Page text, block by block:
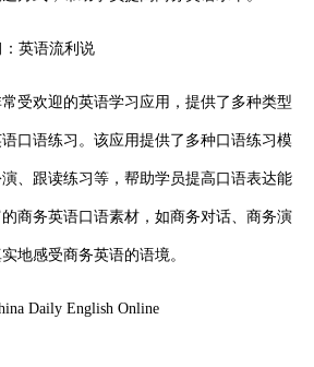
英语流利说
受欢迎的英语学习应用，提供了多种类型
口语练习。该应用提供了多种口语练习模
、跟读练习等，帮助学员提高口语表达能
商务英语口语素材，如商务对话、商务演
地感受商务英语的语境。
Daily English Online